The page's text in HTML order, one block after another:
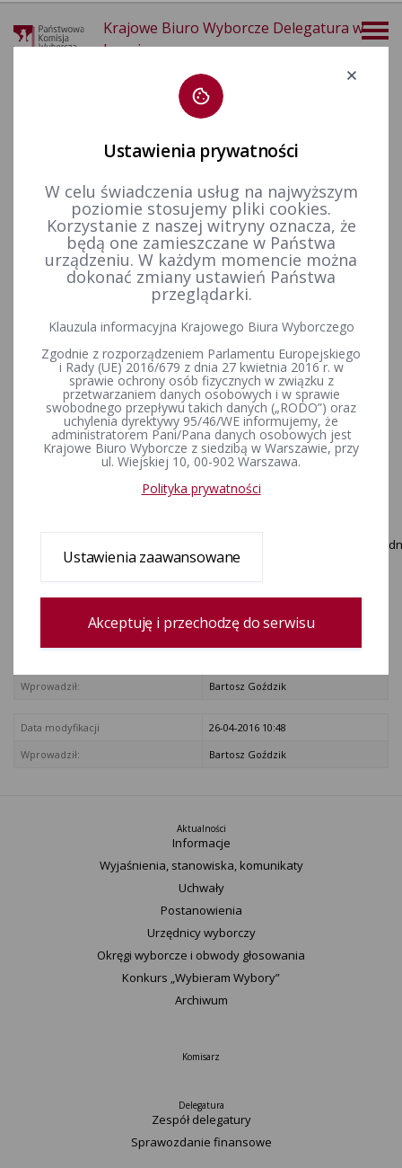
Krajowe Biuro Wyborcze Delegatura w
Legnicy
Wybory samorządowe i referenda lokalne Wybory samorządowe w 2010&nbsp;r.
Finansowanie kampanii wyborczej
Komunikat Komisarza Wyborczego we Wrocławiu z dnia 14 grudnia 2010 r. w sprawie sprawozdań finansowych komitetów wyborczych
Komunikat Komisarza
Wyborczego we Wrocławiu z
dnia 14 grudnia 2010 r. w
sprawie sprawozdań
finansowych komitetów
wyborczych
[brak opisu]
Rejestr zmian
Wprowadził:
Bartosz Goździk
Data modyfikacji
26-04-2016 10:48
Wprowadził:
Bartosz Goździk
Aktualności
Informacje
Wyjaśnienia, stanowiska, komunikaty
Uchwały
Postanowienia
Urzędnicy wyborczy
Okręgi wyborcze i obwody głosowania
Konkurs „Wybieram Wybory”
Archiwum
Komisarz
Delegatura
Zespół delegatury
Sprawozdanie finansowe
Ustawienia prywatności
W celu świadczenia usług na najwyższym
poziomie stosujemy pliki cookies.
Korzystanie z naszej witryny oznacza, że
będą one zamieszczane w Państwa
urządzeniu. W każdym momencie można
dokonać zmiany ustawień Państwa
przeglądarki.
Klauzula informacyjna Krajowego Biura Wyborczego
Zgodnie z rozporządzeniem Parlamentu Europejskiego
i Rady (UE) 2016/679 z dnia 27 kwietnia 2016 r. w
sprawie ochrony osób fizycznych w związku z
przetwarzaniem danych osobowych i w sprawie
swobodnego przepływu takich danych („RODO”) oraz
uchylenia dyrektywy 95/46/WE informujemy, że
administratorem Pani/Pana danych osobowych jest
Krajowe Biuro Wyborcze z siedzibą w Warszawie, przy
ul. Wiejskiej 10, 00-902 Warszawa.
Polityka prywatności
Ustawienia zaawansowane
Akceptuję i przechodzę do serwisu